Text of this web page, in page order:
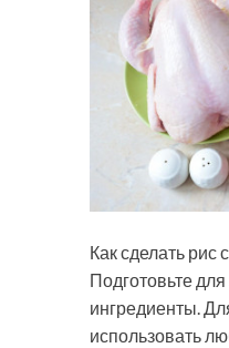
Как сделать рис
Подготовьте
ингредиенты.
использовать